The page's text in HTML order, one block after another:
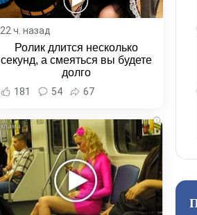
22 ч. назад
Ролик длится несколько
секунд, а смеяться вы будете
долго
181 54 67
i